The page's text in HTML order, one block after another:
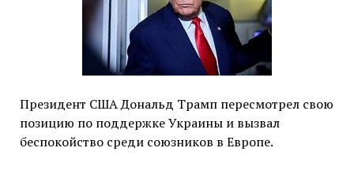
Президент США Дональд Трамп пересмотрел свою
позицию по поддержке Украины и вызвал
беспокойство среди союзников в Европе.